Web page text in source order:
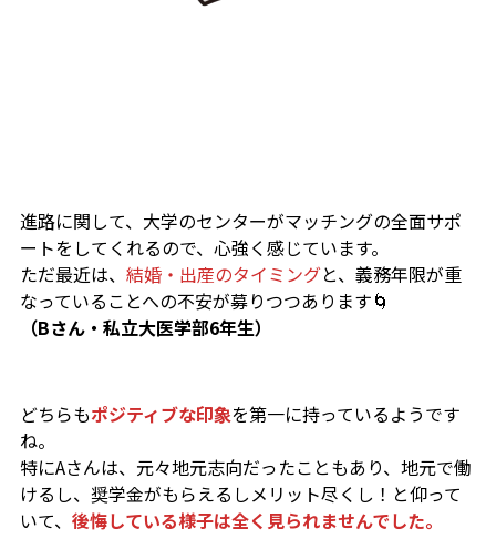
進路に関して、大学のセンターがマッチングの全面サポ
ートをしてくれるので、心強く感じています。
ただ最近は、 結婚・出産のタイミングと、義務年限が重
なっていることへの不安が募りつつあります🌀
（Bさん・私立大医学部6年生）
どちらもポジティブな印象を第一に持っているようです
ね。
特にAさんは、元々地元志向だったこともあり、地元で働
けるし、奨学金がもらえるしメリット尽くし！と仰って
いて、 後悔している様子は全く見られませんでした。